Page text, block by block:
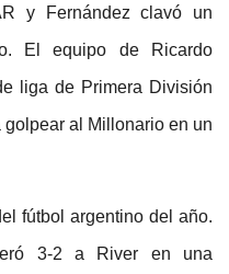
y Fernández clavó un
El equipo de Ricardo
liga de Primera División
al Millonario en un
fútbol argentino del año.
3-2 a River en una